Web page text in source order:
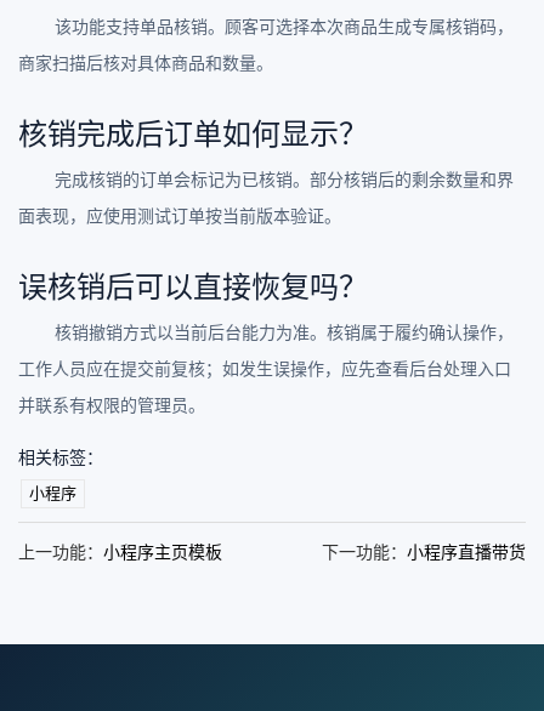
该功能支持单品核销。顾客可选择本次商品生成专属核销码，
商家扫描后核对具体商品和数量。
核销完成后订单如何显示？
完成核销的订单会标记为已核销。部分核销后的剩余数量和界
面表现，应使用测试订单按当前版本验证。
误核销后可以直接恢复吗？
核销撤销方式以当前后台能力为准。核销属于履约确认操作，
工作人员应在提交前复核；如发生误操作，应先查看后台处理入口
并联系有权限的管理员。
相关标签：
小程序
上一功能： 小程序主页模板 下一功能： 小程序直播带货